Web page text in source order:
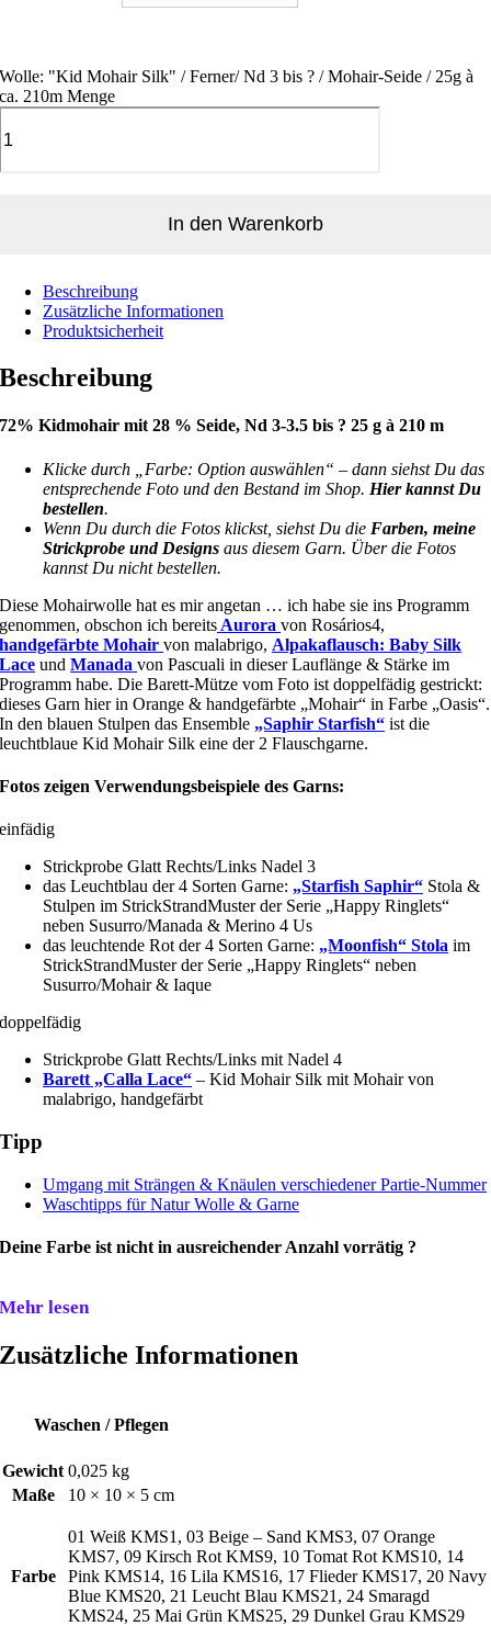
Wolle: "Kid Mohair Silk" / Ferner/ Nd 3 bis ? / Mohair-Seide / 25g à
ca. 210m Menge
In den Warenkorb
Alternative:Beschreibung
Zusätzliche Informationen
Produktsicherheit
Beschreibung
72% Kidmohair mit 28 % Seide, Nd 3-3.5 bis ? 25 g à 210 m
Klicke durch „Farbe: Option auswählen“ – dann siehst Du das
entsprechende Foto und den Bestand im Shop. Hier kannst Du
bestellen.
Wenn Du durch die Fotos klickst, siehst Du die Farben, meine
Strickprobe und Designs aus diesem Garn. Über die Fotos
kannst Du nicht bestellen.
Diese Mohairwolle hat es mir angetan … ich habe sie ins Programm
genommen, obschon ich bereits Aurora von Rosários4,
handgefärbte Mohair von malabrigo, Alpakaflausch: Baby Silk
Lace undManada von Pascuali in dieser Lauflänge & Stärke im
Programm habe. Die Barett-Mütze vom Foto ist doppelfädig gestrickt:
dieses Garn hier in Orange & handgefärbte „Mohair“ in Farbe „Oasis“.
In den blauen Stulpen das Ensemble „Saphir Starfish“ ist die
leuchtblaue Kid Mohair Silk eine der 2 Flauschgarne.
Fotos zeigen Verwendungsbeispiele des Garns:
einfädig
Strickprobe Glatt Rechts/Links Nadel 3
das Leuchtblau der 4 Sorten Garne: „Starfish Saphir“ Stola &
Stulpen im StrickStrandMuster der Serie „Happy Ringlets“
neben Susurro/Manada & Merino 4 Us
das leuchtende Rot der 4 Sorten Garne: „Moonfish“ Stola im
StrickStrandMuster der Serie „Happy Ringlets“ neben
Susurro/Mohair & Iaque
doppelfädig
Strickprobe Glatt Rechts/Links mit Nadel 4
Barett „Calla Lace“ – Kid Mohair Silk mit Mohair von
malabrigo, handgefärbt
Tipp
Umgang mit Strängen & Knäulen verschiedener Partie-Nummer
Waschtipps für Natur Wolle & Garne
Deine Farbe ist nicht in ausreichender Anzahl vorrätig ?
Mehr lesen
Zusätzliche Informationen
Waschen / Pflegen
Gewicht 0,025 kg
Maße
10 × 10 × 5 cm
Farbe
01 Weiß KMS1, 03 Beige – Sand KMS3, 07 Orange
KMS7, 09 Kirsch Rot KMS9, 10 Tomat Rot KMS10, 14
Pink KMS14, 16 Lila KMS16, 17 Flieder KMS17, 20 Navy
Blue KMS20, 21 Leucht Blau KMS21, 24 Smaragd
KMS24, 25 Mai Grün KMS25, 29 Dunkel Grau KMS29